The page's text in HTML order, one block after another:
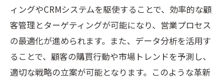
ィングやCRMシステムを駆使することで、効率的な顧
客管理とターゲティングが可能になり、営業プロセス
の最適化が進められます。また、データ分析を活用す
ることで、顧客の購買行動や市場トレンドを予測し、
適切な戦略の立案が可能となります。このような革新